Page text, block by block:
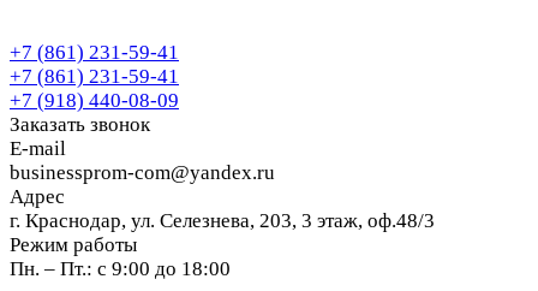
+7 (861) 231-59-41
+7 (861) 231-59-41
+7 (918) 440-08-09
Заказать звонок
E-mail
businessprom-com@yandex.ru
Адрес
г. Краснодар, ул. Селезнева, 203, 3 этаж, оф.48/3
Режим работы
Пн. – Пт.: с 9:00 до 18:00